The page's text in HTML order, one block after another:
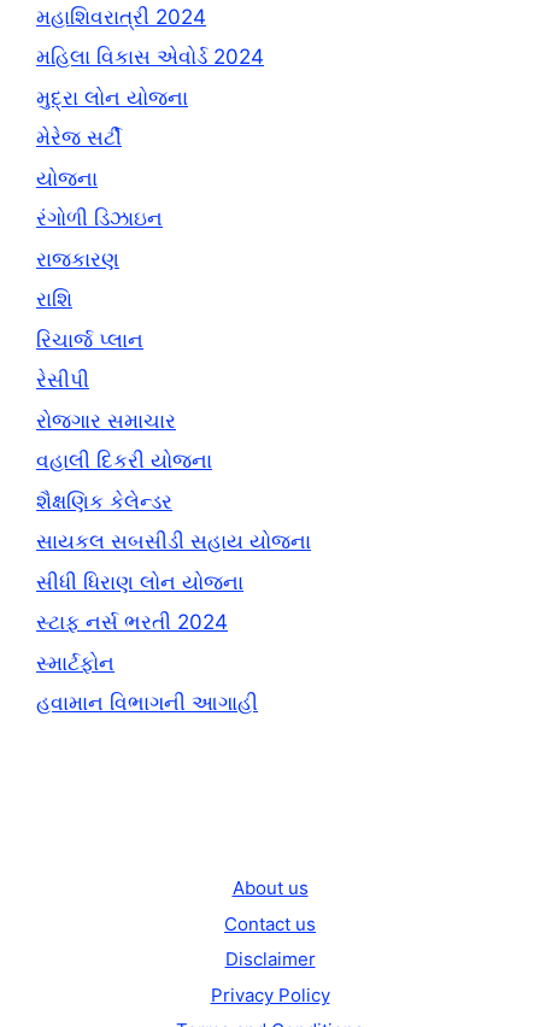
મહાશિવરાત્રી 2024
મહિલા વિકાસ એવોર્ડ 2024
મુદ્રા લોન યોજના
મેરેજ સર્ટી
યોજના
રંગોળી ડિઝાઇન
રાજકારણ
રાશિ
રિચાર્જ પ્લાન
રેસીપી
રોજગાર સમાચાર
વહાલી દિકરી યોજના
શૈક્ષણિક કેલેન્ડર
સાયકલ સબસીડી સહાય યોજના
સીધી ધિરાણ લોન યોજના
સ્ટાફ નર્સ ભરતી 2024
સ્માર્ટફોન
હવામાન વિભાગની આગાહી
About us
Contact us
Disclaimer
Privacy Policy